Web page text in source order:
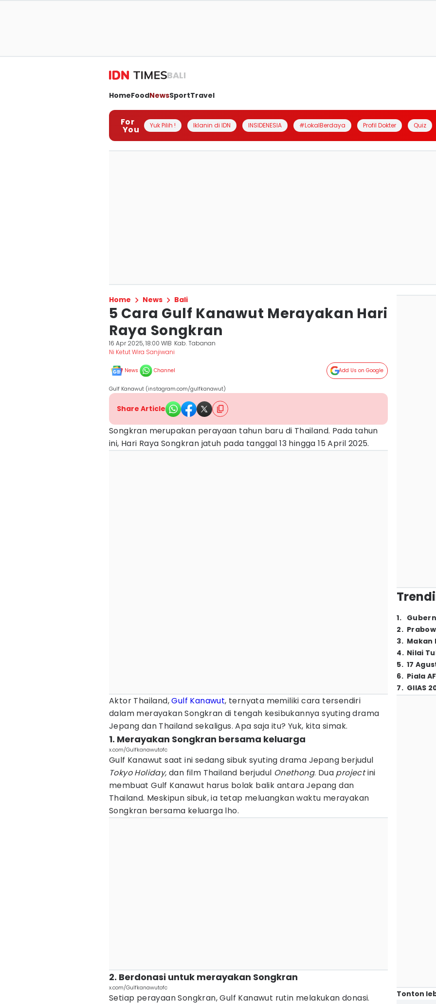
BALI
HomeFoodNewsSportTravel
For
You Yuk Pilih ! Iklanin di IDN INSIDENESIA #LokalBerdaya Profil Dokter Quiz
Home News Bali
5 Cara Gulf Kanawut Merayakan Hari
Raya Songkran
16 Apr 2025, 18:00 WIB Kab. Tabanan
Ni Ketut Wira Sanjiwani
News Channel Add Us on Google
Gulf Kanawut (instagram.com/gulfkanawut)
Share Article
Songkran merupakan perayaan tahun baru di Thailand. Pada tahun
ini, Hari Raya Songkran jatuh pada tanggal 13 hingga 15 April 2025.
Aktor Thailand,Gulf Kanawut, ternyata memiliki cara tersendiri
dalam merayakan Songkran di tengah kesibukannya syuting drama
Jepang dan Thailand sekaligus. Apa saja itu? Yuk, kita simak.
1. Merayakan Songkran bersama keluarga
x.com/Gulfkanawutofc
Gulf Kanawut saat ini sedang sibuk syuting drama Jepang berjudul
Tokyo Holiday, dan film Thailand berjudul Onethong. Dua projectini
membuat Gulf Kanawut harus bolak balik antara Jepang dan
Thailand. Meskipun sibuk, ia tetap meluangkan waktu merayakan
Songkran bersama keluarga lho.
2. Berdonasi untuk merayakan Songkran
x.com/Gulfkanawutofc
Setiap perayaan Songkran, Gulf Kanawut rutin melakukan donasi.
1.
2.
3. Makan
4. Nilai
5. 17
6. Piala
7. GIIAS
Tonton